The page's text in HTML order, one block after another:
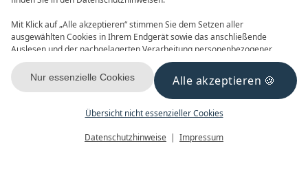
Mit Klick auf „Alle akzeptieren“ stimmen Sie dem Setzen aller
ausgewählten Cookies in Ihrem Endgerät sowie das anschließende
Auslesen und der nachgelagerten Verarbeitung personenbezogener
Daten (z.B. Ihrer IP-Adresse) durch uns und unseren Partnern zu. Falls
Sie damit nicht einverstanden sind, klicken Sie bitte auf „Nur essenzielle
Cookies“. Eine individuelle Auswahl können Sie unter „Übersicht nicht
essenzieller Cookies“ tätigen. Sie können Ihre Auswahl im Fußbereich
dieser Website oder in den Datenschutzhinweisen jederzeit aufrufen und
Alle akzeptieren
Nur essenzielle Cookies
Übersicht nicht essenzieller Cookies
Datenschutzhinweise Impressum
GutscheineBuchen
GUTSCHEINE NEWSLETTER